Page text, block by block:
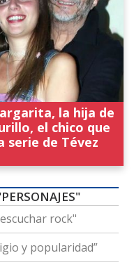
la hija de
el chico que
serie de Tévez
rock"
y popularidad”